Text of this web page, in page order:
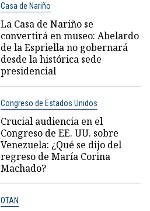
Casa de Nariño
La Casa de Nariño se
convertirá en museo: Abelardo
de la Espriella no gobernará
desde la histórica sede
presidencial
Congreso de Estados Unidos
Crucial audiencia en el
Congreso de EE. UU. sobre
Venezuela: ¿Qué se dijo del
regreso de María Corina
Machado?
OTAN